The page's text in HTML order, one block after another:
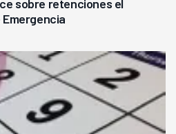
sobre retenciones el